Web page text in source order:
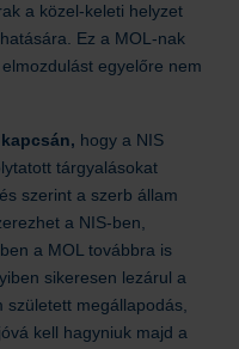
a közel-keleti helyzet
Ez a MOL-nak
egyelőre nem
hogy a NIS
tárgyalásokat
szerint a szerb állam
a NIS-ben,
a MOL továbbra is
sikeresen lezárul a
megállapodás,
kell hagyniuk majd a